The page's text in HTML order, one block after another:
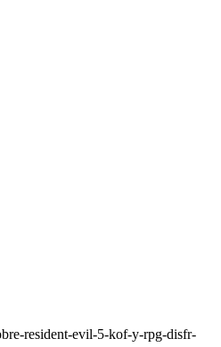
resident-evil-5-kof-y-rpg-disfr-